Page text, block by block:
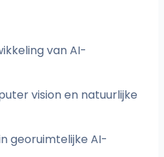
van AI-
vision en natuurlijke
georuimtelijke AI-